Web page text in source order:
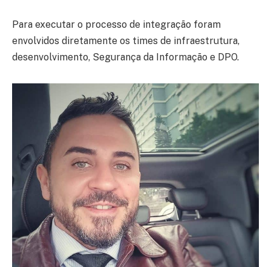
Para executar o processo de integração foram
envolvidos diretamente os times de infraestrutura,
desenvolvimento, Segurança da Informação e DPO.